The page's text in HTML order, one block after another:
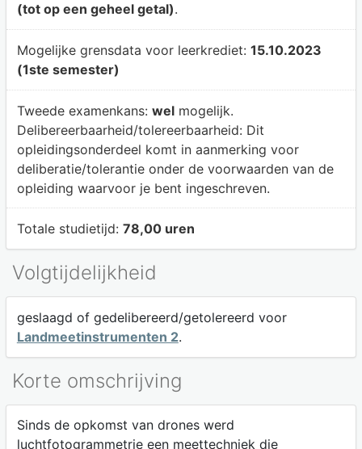
(tot op een geheel getal).
Mogelijke grensdata voor leerkrediet: 15.10.2023
(1ste semester)
Tweede examenkans: welmogelijk.
Delibereerbaarheid/tolereerbaarheid: Dit
opleidingsonderdeel komt in aanmerking voor
deliberatie/tolerantie onder de voorwaarden van de
opleiding waarvoor je bent ingeschreven.
Totale studietijd: 78,00 uren
Volgtijdelijkheid
geslaagd of gedelibereerd/getolereerd voor
Landmeetinstrumenten 2.
Korte omschrijving
Sinds de opkomst van drones werd
luchtfotogrammetrie een meettechniek die